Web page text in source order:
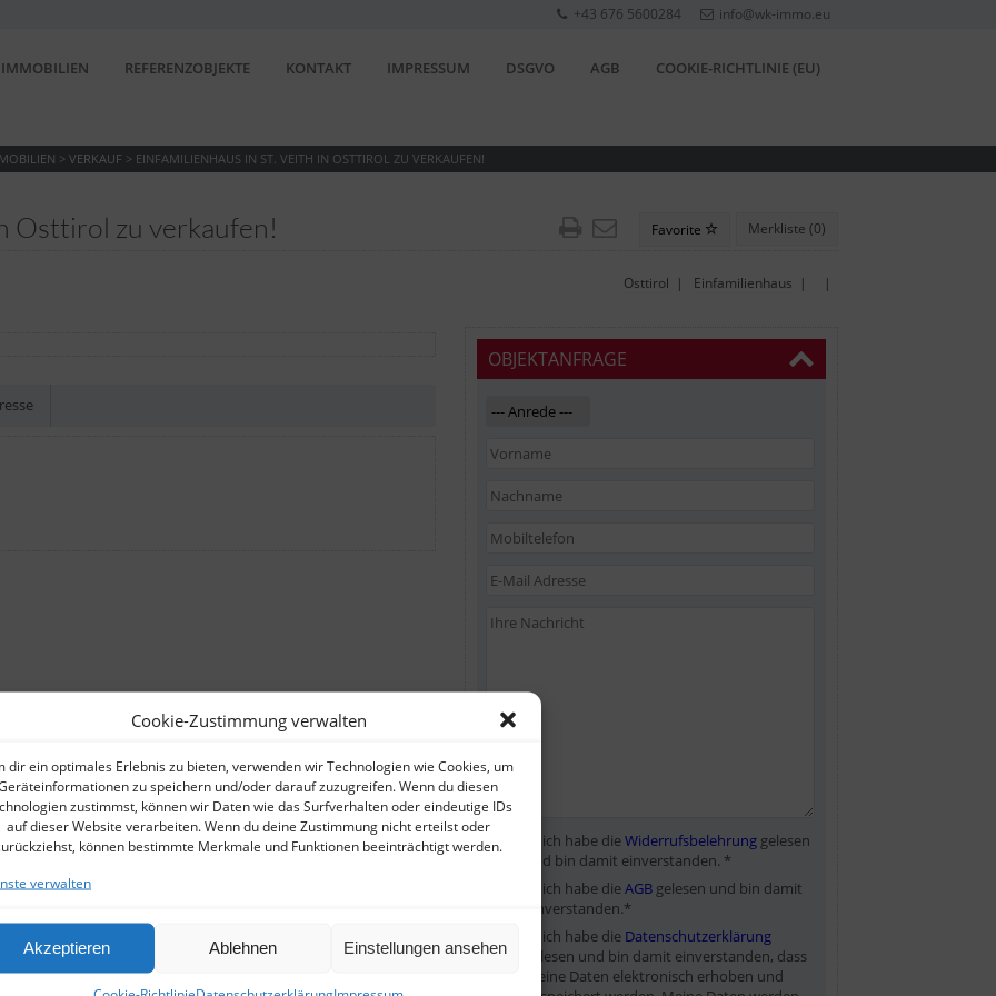
Cookie-Zustimmung verwalten
dir ein optimales Erlebnis zu bieten, verwenden wir Technologien wie Cookies, um
zu speichern und/oder darauf zuzugreifen. Wenn du diesen
zustimmst, können wir Daten wie das Surfverhalten oder eindeutige IDs
auf dieser Website verarbeiten. Wenn du deine Zustimmung nicht erteilst oder
können bestimmte Merkmale und Funktionen beeinträchtigt werden.
verwalten
Akzeptieren Ablehnen Einstellungen ansehen
+43 676 5600284 info@wk-immo.eu
IMMOBILIEN REFERENZOBJEKTE KONTAKT IMPRESSUM DSGVO AGB COOKIE-RICHTLINIE (EU)
> VERKAUF > EINFAMILIENHAUS IN ST. VEITH IN OSTTIROL ZU VERKAUFEN!
Osttirol zu verkaufen! Merkliste (0)
Favorite
Osttirol | Einfamilienhaus | |
OBJEKTANFRAGE
Ja, ich habe dieWiderrufsbelehrunggelesen
und bin damit einverstanden. *
Ja, ich habe dieAGBgelesen und bin damit
einverstanden.*
Ja, ich habe die Datenschutzerklärung
gelesen und bin damit einverstanden, dass
meine Daten elektronisch erhoben und